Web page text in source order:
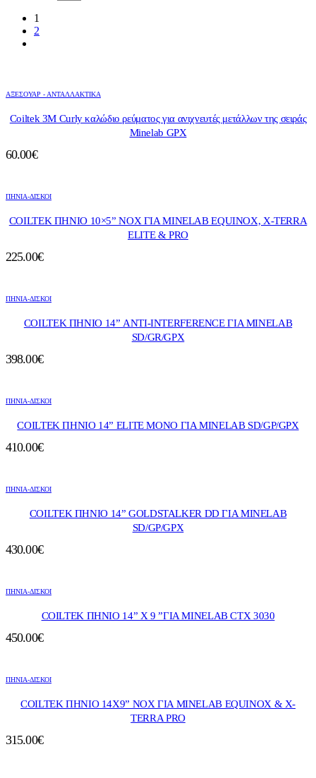
1
2
ΑΞΕΣΟΥΑΡ - ΑΝΤΑΛΛΑΚΤΙΚΑ
Coiltek 3M Curly καλώδιο ρεύματος για ανιχνευτές μετάλλων της σειράς
Minelab GPX
60.00€
ΠΗΝΙΑ-ΔΙΣΚΟΙ
COILTEK ΠΗΝΙΟ 10×5” ΝΟΧ ΓΙΑ ΜΙΝΕLAB EQUINOX, X-TERRA
ELITE & PRO
225.00€
ΠΗΝΙΑ-ΔΙΣΚΟΙ
COILTEK ΠΗΝΙΟ 14” ANTI-INTERFERENCE ΓΙΑ MINELAB
SD/GR/GPX
398.00€
ΠΗΝΙΑ-ΔΙΣΚΟΙ
COILTEK ΠΗΝΙΟ 14” ELITE MONO ΓΙΑ MINELAB SD/GP/GPX
410.00€
ΠΗΝΙΑ-ΔΙΣΚΟΙ
COILTEK ΠΗΝΙΟ 14” GOLDSTALKER DD ΓΙΑ MINELAB
SD/GP/GPX
430.00€
ΠΗΝΙΑ-ΔΙΣΚΟΙ
COILTEK ΠΗΝΙΟ 14” X 9 ”ΓΙΑ MINELAB CTX 3030
450.00€
ΠΗΝΙΑ-ΔΙΣΚΟΙ
COILTEK ΠΗΝΙΟ 14Χ9” ΝΟΧ ΓΙΑ MINELAB EQUINOX & X-
TERRA PRO
315.00€